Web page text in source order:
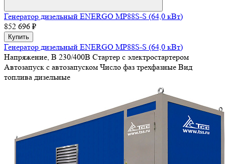
Генератор дизельный ENERGO MP88S-S (64,0 кВт)
852 696 ₽
Купить
Генератор дизельный ENERGO MP88S-S (64,0 кВт)
Напряжение, В 230/400В Стартер с электростартером
Автозапуск с автозапуском Число фаз трехфазные Вид
топлива дизельные